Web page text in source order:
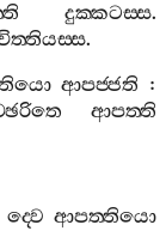
දුක‍්කටස‍්ස.
.
ආපජ‍්ජති :
ආපත‍්ති
ද‍්වෙ ආපත‍්තියො